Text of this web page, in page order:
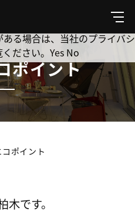
メ
ニ
ュ
ポイント
ポイント
です。
動を追跡してもよろしいです
ーを極めて重視しています。
る場合は、当社のプライバシ
ださい。 Yes No